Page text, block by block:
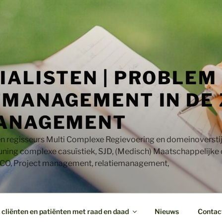
| PROBLEM
IN DE
regisseurs Multi Complexe Regievoering en
complexe casuïstiek, SJD, (Medisch) Maatschappelijke
Project management, relatiemanagement,
en patiënten met raad en daad Nieuws